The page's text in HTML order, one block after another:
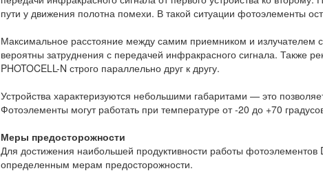
пути у движения полотна помехи. В такой ситуации фотоэлементы
Максимальное расстояние между самим приемником и излучателем
вероятны затруднения с передачей инфракрасного сигнала. Также
PHOTOCELL-N строго параллельно друг к другу.
Устройства характеризуются небольшими габаритами — это
Фотоэлементы могут работать при температуре от -20 до +70
Меры предосторожности
Для достижения наибольшей продуктивности работы фотоэлементов
определенным мерам предосторожности.